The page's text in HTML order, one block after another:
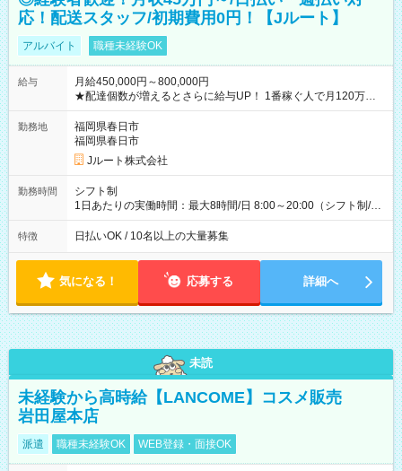
応！配送スタッフ/初期費用0円！【Jルート】
アルバイト 職種未経験OK
給与
月給450,000円～800,000円
★配達個数が増えるとさらに給与UP！ 1番稼ぐ人で月120万ほ
ど！ ・主要都市エリア 月収55万円／週5日稼働 月収65万~112
万円／週6日稼働 ・地方郊外エリア 月収40万円／週5日稼働 月
収40万円~50万円／週6日稼働 ＜モデルイメージ＞ ■月収50万
円 (27歳男性/江東区在住)※元建築関係 1日150個配達×25日勤務
(日休み) ■月収80万円(43歳男性/墨田区在住)※元営業 1日200個
勤務地
福岡県春日市
福岡県春日市
Jルート株式会社
勤務時間
シフト制
1日あたりの実働時間：最大8時間/日 8:00～20:00（シフト制/実
働8時間） ※週5日勤務（場所次第では週4も有り） ※配達状況
によって時間外での勤務可能性有り ※案件により多少の前後あ
特徴 日払いOK / 10名以上の大量募集
気になる！ 応募する 詳細へ
未読
未経験から高時給【LANCOME】コスメ販売
岩田屋本店
派遣 職種未経験OK WEB登録・面接OK